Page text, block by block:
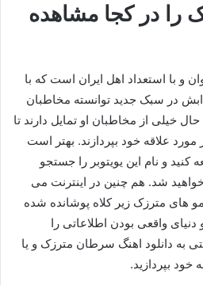
در کجا مشاهده
و با استعداد اهل ایران است که با
در سبک جدید توانسته مخاطبان
خیلی از مخاطبان او تمایل دارند تا
علاقه خود بپردازند. بهتر است
کنید و نام این یویتوبر را جستجو
خواهید شد. هم چنین در اینترنت می
مو های مترزک زیر کلاه پوشانده شده
واقعی بودن اطلاعاتی را
به دانلود اهنگ سرطان مترزک و یا
خود بپردازید.